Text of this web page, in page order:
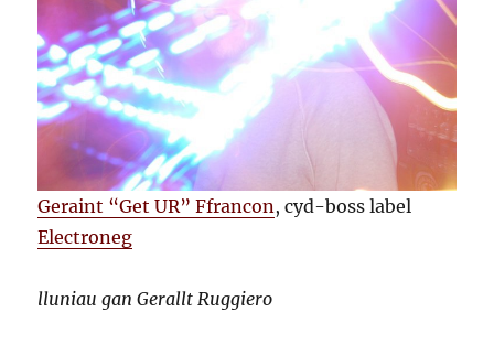
Geraint “Get UR” Ffrancon, cyd-boss label
Electroneg
lluniau gan Gerallt Ruggiero